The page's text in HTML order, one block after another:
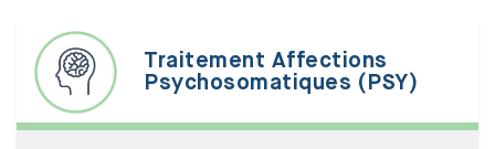
Traitement Affections
Psychosomatiques (PSY)